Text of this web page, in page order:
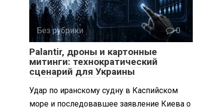
Без рубрики 0
Palantir, дроны и картонные
митинги: технократический
сценарий для Украины
Удар по иранскому судну в Каспийском
море и последовавшее заявление Киева о